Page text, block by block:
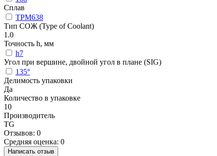
Сплав
TPM638
Тип СОЖ (Type of Coolant)
1.0
Точность h, мм
h7
Угол при вершине, двойной угол в плане (SIG)
135°
Делимость упаковки
Да
Количество в упаковке
10
Производитель
TG
Отзывов: 0
Средняя оценка: 0
Написать отзыв